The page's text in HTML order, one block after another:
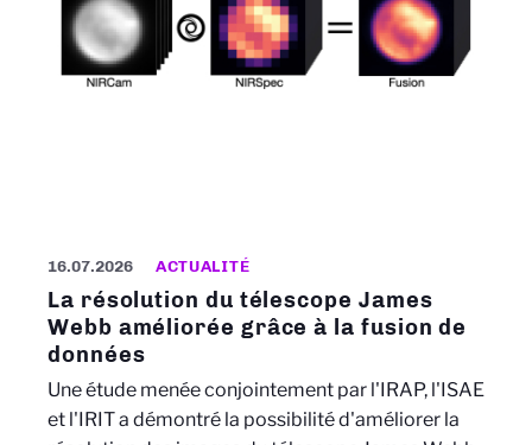
16.07.2026 ACTUALITÉ
La résolution du télescope James
Webb améliorée grâce à la fusion de
données
Une étude menée conjointement par l'IRAP, l'ISAE
et l'IRIT a démontré la possibilité d'améliorer la